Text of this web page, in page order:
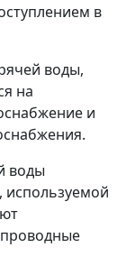
в
воды,
на
и
воды
используемой